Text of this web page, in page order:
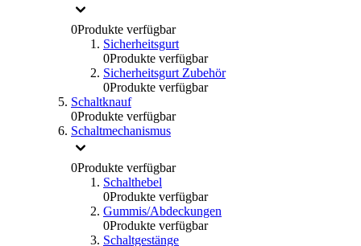
0Produkte verfügbar
Sicherheitsgurt
0Produkte verfügbar
Sicherheitsgurt Zubehör
0Produkte verfügbar
Schaltknauf
0Produkte verfügbar
Schaltmechanismus
0Produkte verfügbar
Schalthebel
0Produkte verfügbar
Gummis/Abdeckungen
0Produkte verfügbar
Schaltgestänge